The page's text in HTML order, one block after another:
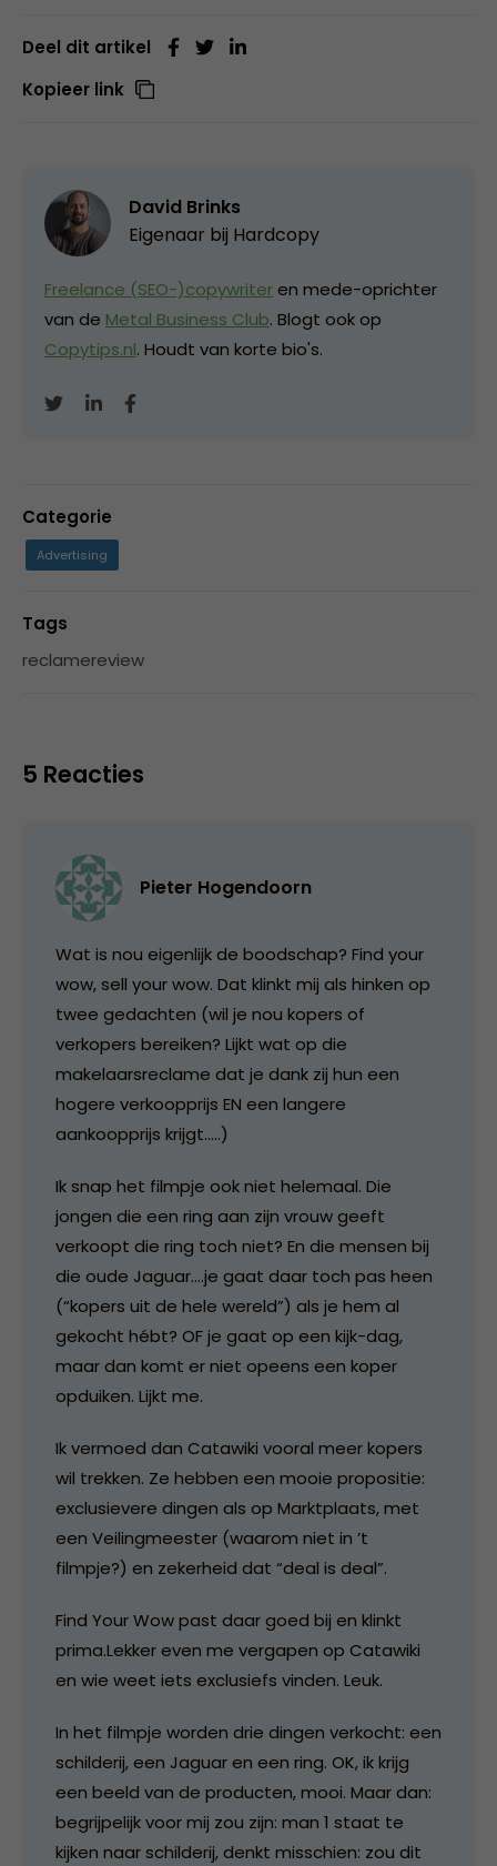
Deel dit artikel
Kopieer link
David Brinks
Eigenaar bij Hardcopy
Freelance (SEO-)copywriter en mede-oprichter
van de Metal Business Club. Blogt ook op
Copytips.nl. Houdt van korte bio's.
Categorie
Advertising
Tags
reclamereview
5 Reacties
Pieter Hogendoorn
Wat is nou eigenlijk de boodschap? Find your
wow, sell your wow. Dat klinkt mij als hinken op
twee gedachten (wil je nou kopers of
verkopers bereiken? Lijkt wat op die
makelaarsreclame dat je dank zij hun een
hogere verkoopprijs EN een langere
aankoopprijs krijgt…..)
Ik snap het filmpje ook niet helemaal. Die
jongen die een ring aan zijn vrouw geeft
verkoopt die ring toch niet? En die mensen bij
die oude Jaguar….je gaat daar toch pas heen
(“kopers uit de hele wereld”) als je hem al
gekocht hébt? OF je gaat op een kijk-dag,
maar dan komt er niet opeens een koper
opduiken. Lijkt me.
Ik vermoed dan Catawiki vooral meer kopers
wil trekken. Ze hebben een mooie propositie:
exclusievere dingen als op Marktplaats, met
een Veilingmeester (waarom niet in ’t
filmpje?) en zekerheid dat “deal is deal”.
Find Your Wow past daar goed bij en klinkt
prima.Lekker even me vergapen op Catawiki
en wie weet iets exclusiefs vinden. Leuk.
In het filmpje worden drie dingen verkocht: een
schilderij, een Jaguar en een ring. OK, ik krijg
een beeld van de producten, mooi. Maar dan:
begrijpelijk voor mij zou zijn: man 1 staat te
kijken naar schilderij, denkt misschien: zou dit